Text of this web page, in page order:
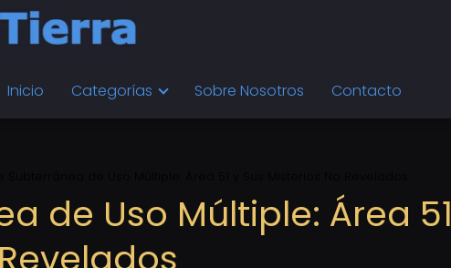
Inicio Categorías Sobre Nosotros Contacto
de Uso Múltiple: Área 51